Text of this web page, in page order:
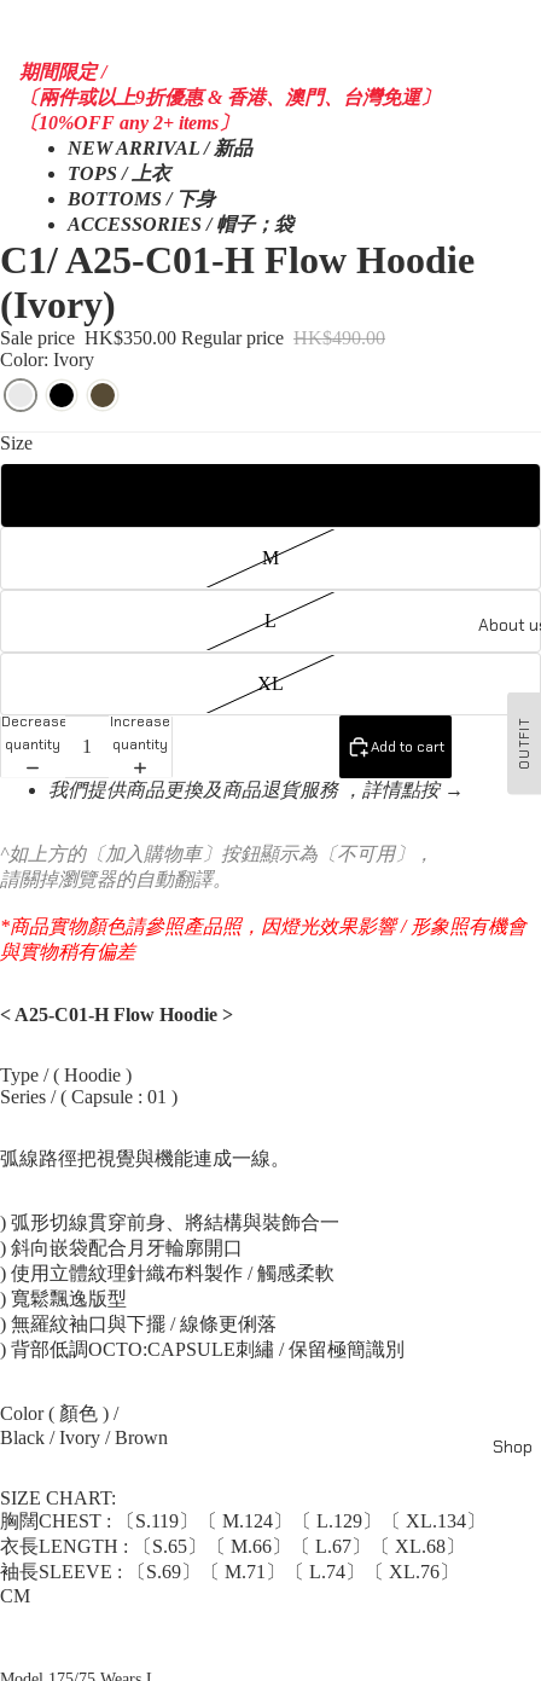
About
Shop
OUTFIT
期間限定 /
〔兩件或以上9折優惠 & 香港、澳門、台灣免運〕
〔10%OFF any 2+ items〕
NEW ARRIVAL / 新品
TOPS / 上衣
BOTTOMS / 下身
ACCESSORIES / 帽子；袋
C1/ A25-C01-H Flow Hoodie
(Ivory)
Sale price HK$350.00 Regular price HK$490.00
Color: Ivory
Size
M
L
XL
Decrease
quantity
Increase
quantity
Add to cart
我們提供商品更換及商品退貨服務 ，詳情點按 →
^如上方的〔加入購物車〕按鈕顯示為〔不可用〕，
請關掉瀏覽器的自動翻譯。
*商品實物顏色請參照產品照，因燈光效果影響 / 形象照有機會
與實物稍有偏差
< A25-C01-H Flow Hoodie >
Type / ( Hoodie )
Series / ( Capsule : 01 )
弧線路徑把視覺與機能連成一線。
) 弧形切線貫穿前身、將結構與裝飾合一
) 斜向嵌袋配合月牙輪廓開口
) 使用立體紋理針織布料製作 / 觸感柔軟
) 寬鬆飄逸版型
) 無羅紋袖口與下擺 / 線條更俐落
) 背部低調OCTO:CAPSULE刺繡 / 保留極簡識別
Color ( 顏色 ) /
Black / Ivory / Brown
SIZE CHART:
胸闊CHEST : 〔S.119〕〔 M.124〕〔 L.129〕〔 XL.134〕
衣長LENGTH : 〔S.65〕〔 M.66〕〔 L.67〕〔 XL.68〕
袖長SLEEVE : 〔S.69〕〔 M.71〕〔 L.74〕〔 XL.76〕
CM